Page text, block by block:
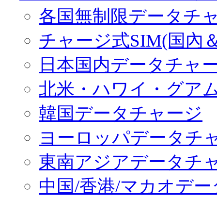
各国無制限データチ
チャージ式SIM(国內
日本国内データチャ
北米・ハワイ・グア
韓国データチャージ
ヨーロッパデータチ
東南アジアデータチ
中国/香港/マカオデ